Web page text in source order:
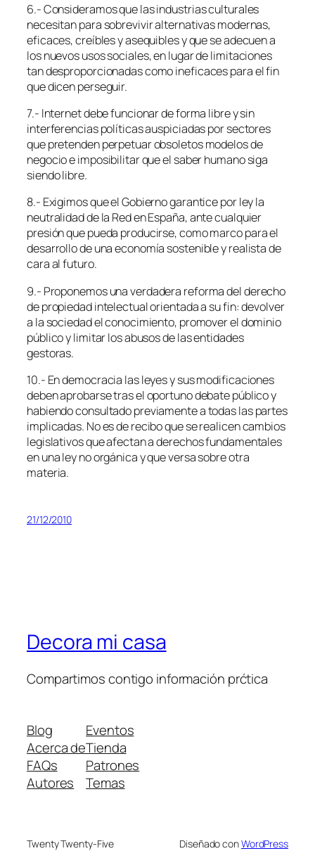
6.- Consideramos que las industrias culturales
necesitan para sobrevivir alternativas modernas,
eficaces, creíbles y asequibles y que se adecuen a
los nuevos usos sociales, en lugar de limitaciones
tan desproporcionadas como ineficaces para el fin
que dicen perseguir.
7.- Internet debe funcionar de forma libre y sin
interferencias políticas auspiciadas por sectores
que pretenden perpetuar obsoletos modelos de
negocio e imposibilitar que el saber humano siga
siendo libre.
8.- Exigimos que el Gobierno garantice por ley la
neutralidad de la Red en España, ante cualquier
presión que pueda producirse, como marco para el
desarrollo de una economía sostenible y realista de
cara al futuro.
9.- Proponemos una verdadera reforma del derecho
de propiedad intelectual orientada a su fin: devolver
a la sociedad el conocimiento, promover el dominio
público y limitar los abusos de las entidades
gestoras.
10.- En democracia las leyes y sus modificaciones
deben aprobarse tras el oportuno debate público y
habiendo consultado previamente a todas las partes
implicadas. No es de recibo que se realicen cambios
legislativos que afectan a derechos fundamentales
en una ley no orgánica y que versa sobre otra
materia.
21/12/2010
Decora mi casa
Compartimos contigo información prćtica
Blog
Acerca de
FAQs
Autores
Eventos
Tienda
Patrones
Temas
Twenty Twenty-Five Diseñado conWordPress